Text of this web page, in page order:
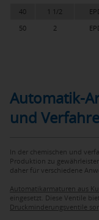
40
1 1/2
50
2
Automatik-
und
In der chemischen und
Produktion zu
daher für verschiedene
Automatikarmaturen aus
eingesetzt. Diese Ventile
Druckminderungsventile